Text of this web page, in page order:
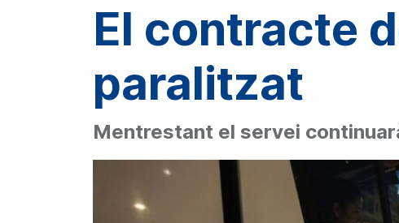
El contracte
paralitzat
Mentrestant el servei